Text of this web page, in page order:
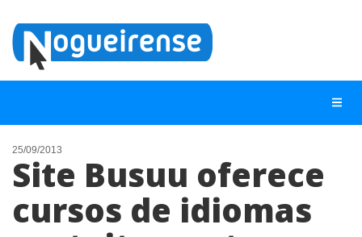
NOTÍCIAS
LISTA DIGITAL
25/09/2013
Site Busuu oferece
cursos de idiomas